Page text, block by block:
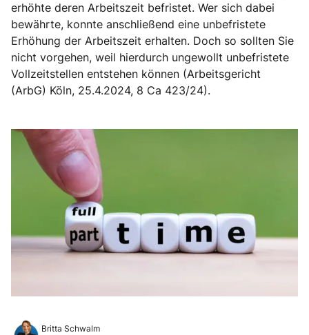
erhöhte deren Arbeitszeit befristet. Wer sich dabei
bewährte, konnte anschließend eine unbefristete
Erhöhung der Arbeitszeit erhalten. Doch so sollten Sie
nicht vorgehen, weil hierdurch ungewollt unbefristete
Vollzeitstellen entstehen können (Arbeitsgericht
(ArbG) Köln, 25.4.2024, 8 Ca 423/24).
Britta Schwalm